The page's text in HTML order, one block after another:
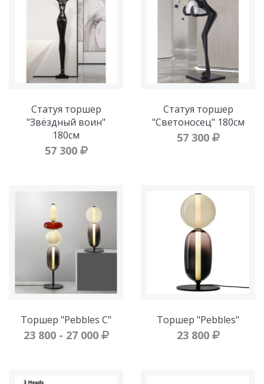
Статуя торшер
"Звёздный воин"
180см
57 300
Статуя торшер
"Светоносец" 180см
57 300
Торшер "Pebbles C"
23 800 - 27 000
Торшер "Pebbles"
23 800